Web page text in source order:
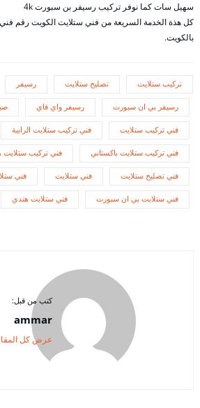
سهيل سات كما نوفر تركيب رسيفر بن سبورت 4k
كل هذة الخدمة السريعة من فني ستلايت الكويت رقم فني
بالكويت.
تركيب ستلايت تصليح ستلايت رسيفر
رسيفر بي ان سبورت رسيفر واي فاي
فني تركيب ستلايت فني تركيب ستلايت الرابية
فني تركيب ستلايت باكستاني فني تركيب ستلايت
فني تصليح ستلايت فني ستلايت فني
فني ستلايت بي ان سبورت فني ستلايت هندي
كتب من قبل:
ammar
عرض كل